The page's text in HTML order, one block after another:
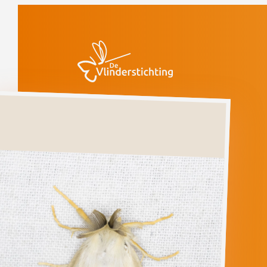
(voorlopige rode
lijst)
Moerasspinner
LAELIA
COENOSA